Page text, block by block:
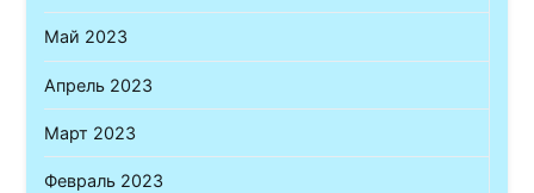
Май 2023
Апрель 2023
Март 2023
Февраль 2023